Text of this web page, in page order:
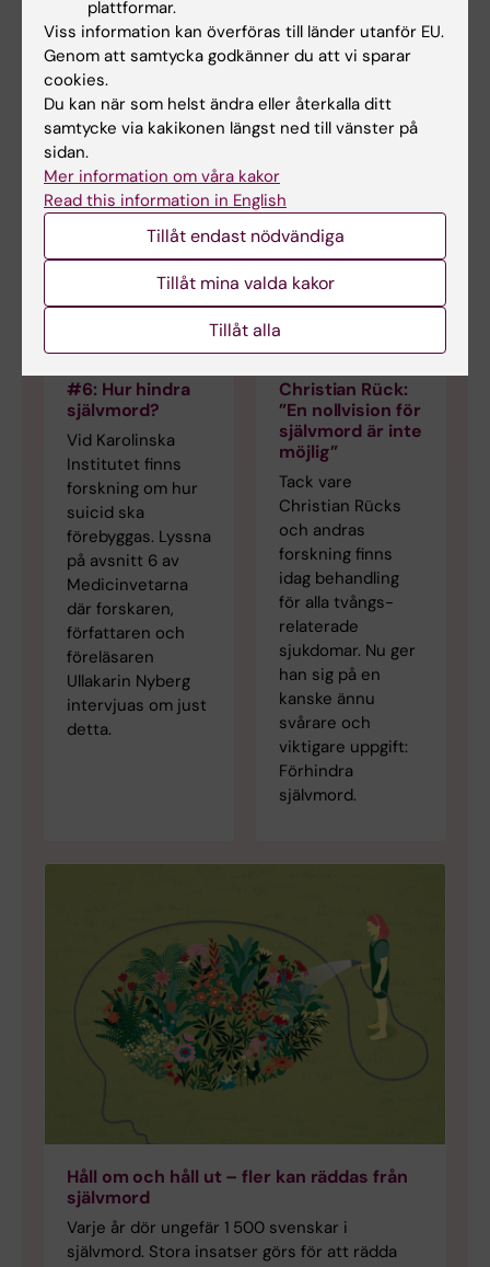
dig till om du behöver hjälp och stöd. Listan är
sammanställd av Nationellt centrum för
suicidforskning och prevention.
Mer på temat
#6: Hur hindra
självmord?
Vid Karolinska
Institutet finns
forskning om hur
suicid ska
förebyggas. Lyssna
på avsnitt 6 av
Medicinvetarna
där forskaren,
författaren och
föreläsaren
Ullakarin Nyberg
intervjuas om just
detta.
Christian Rück:
”En nollvision för
självmord är inte
möjlig”
Tack vare
Christian Rücks
och andras
forskning finns
idag behandling
för alla tvångs­
relaterade
sjukdomar. Nu ger
han sig på en
kanske ännu
svårare och
viktigare uppgift:
Förhindra
självmord.
Håll om och håll ut – fler kan räddas från
självmord
Varje år dör ungefär 1 500 svenskar i
självmord. Stora insatser görs för att rädda
plattformar.
Viss information kan överföras till länder utanför EU.
Genom att samtycka godkänner du att vi sparar
cookies.
Du kan när som helst ändra eller återkalla ditt
samtycke via kakikonen längst ned till vänster på
sidan.
Mer information om våra kakor
Read this information in English
Tillåt endast nödvändiga
Tillåt mina valda kakor
Tillåt alla